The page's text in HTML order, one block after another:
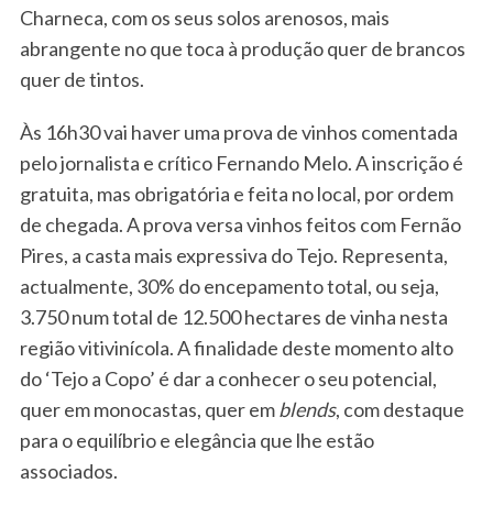
Charneca, com os seus solos arenosos, mais
abrangente no que toca à produção quer de brancos
quer de tintos.
Às 16h30 vai haver uma prova de vinhos comentada
pelo jornalista e crítico Fernando Melo. A inscrição é
gratuita, mas obrigatória e feita no local, por ordem
de chegada. A prova versa vinhos feitos com Fernão
Pires, a casta mais expressiva do Tejo. Representa,
actualmente, 30% do encepamento total, ou seja,
3.750 num total de 12.500 hectares de vinha nesta
região vitivinícola. A finalidade deste momento alto
do ‘Tejo a Copo’ é dar a conhecer o seu potencial,
quer em monocastas, quer emblends, com destaque
para o equilíbrio e elegância que lhe estão
associados.